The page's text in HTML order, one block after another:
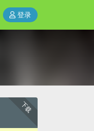
登录
下载